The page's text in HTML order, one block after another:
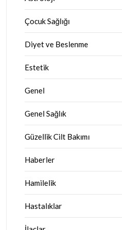
Çocuk Sağlığı
Diyet ve Beslenme
Estetik
Genel
Genel Sağlık
Güzellik Cilt Bakımı
Haberler
Hamilelik
Hastalıklar